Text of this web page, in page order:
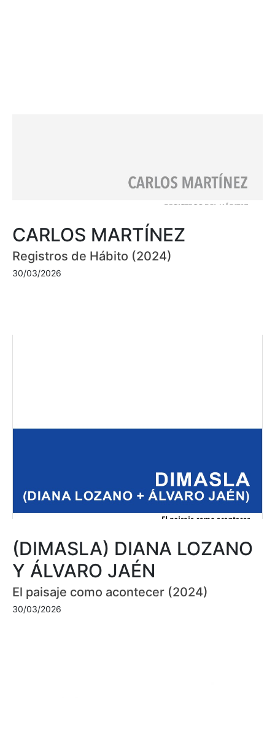
CARLOS MARTÍNEZ
Registros de Hábito (2024)
30/03/2026
(DIMASLA) DIANA LOZANO
Y ÁLVARO JAÉN
El paisaje como acontecer (2024)
30/03/2026